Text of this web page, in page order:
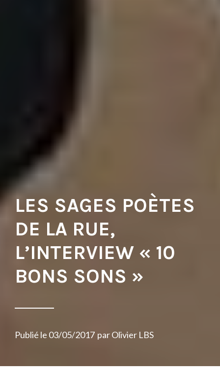
LES SAGES POÈTES
DE LA RUE,
L’INTERVIEW « 10
BONS SONS »
Publié le 03/05/2017 parOlivier LBS